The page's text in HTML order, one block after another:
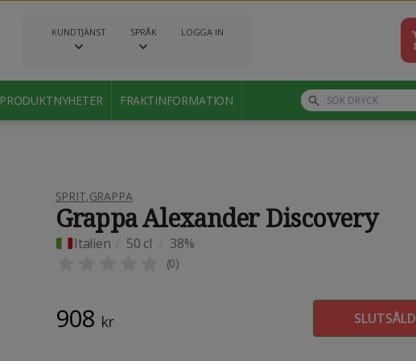
KUNDTJÄNST SPRÅK LOGGA IN
PRODUKTNYHETER FRAKTINFORMATION
SPRIT,GRAPPA
Grappa Alexander Discovery
Italien 50 cl 38%
(0)
908 kr SLUTSÅLD